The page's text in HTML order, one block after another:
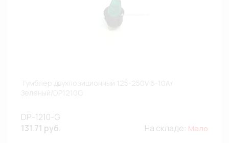
DP-1210-G
131.71 руб.
На складе: Мало